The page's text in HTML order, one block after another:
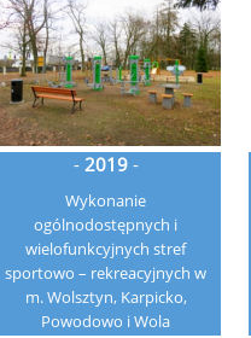
- 2019 -
Wykonanie
ogólnodostępnych i
wielofunkcyjnych stref
sportowo – rekreacyjnych w
m. Wolsztyn, Karpicko,
Powodowo i Wola